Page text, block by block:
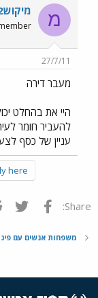
מ מיקוש42
27/7/11
מעבר דירה
היי את בהחלט
להעביר חומר
עניין של כסף
here.
Share: פייסבוק
משפחות אנשים עם